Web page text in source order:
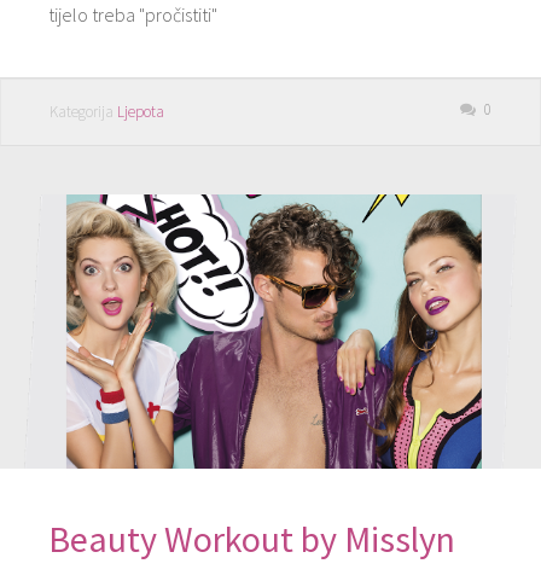
tijelo treba "pročistiti"
Kategorija Ljepota 0
Beauty Workout by Misslyn